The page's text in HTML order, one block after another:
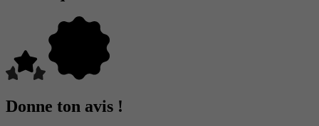
Donne ton avis !